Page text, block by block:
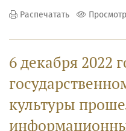
Распечатать
6 декабря 2022
культуры